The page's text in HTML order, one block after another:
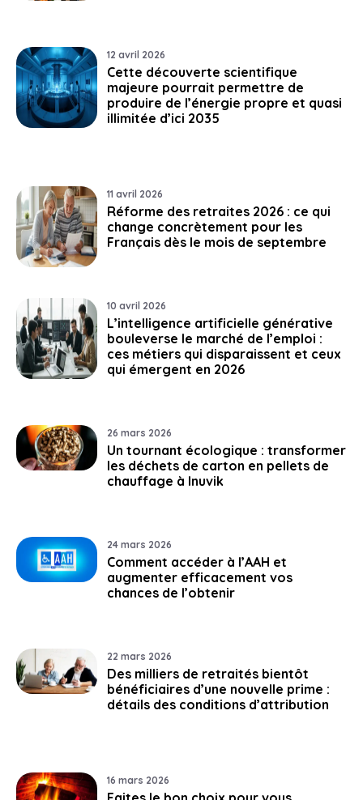
12 avril 2026
Cette découverte scientifique
majeure pourrait permettre de
produire de l’énergie propre et quasi
illimitée d’ici 2035
11 avril 2026
Réforme des retraites 2026 : ce qui
change concrètement pour les
Français dès le mois de septembre
10 avril 2026
L’intelligence artificielle générative
bouleverse le marché de l’emploi :
ces métiers qui disparaissent et ceux
qui émergent en 2026
26 mars 2026
Un tournant écologique : transformer
les déchets de carton en pellets de
chauffage à Inuvik
24 mars 2026
Comment accéder à l’AAH et
augmenter efficacement vos
chances de l’obtenir
22 mars 2026
Des milliers de retraités bientôt
bénéficiaires d’une nouvelle prime :
détails des conditions d’attribution
16 mars 2026